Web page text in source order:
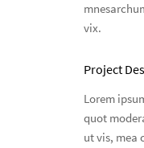
vix.
Project
Lorem
quot
ut vis, mea